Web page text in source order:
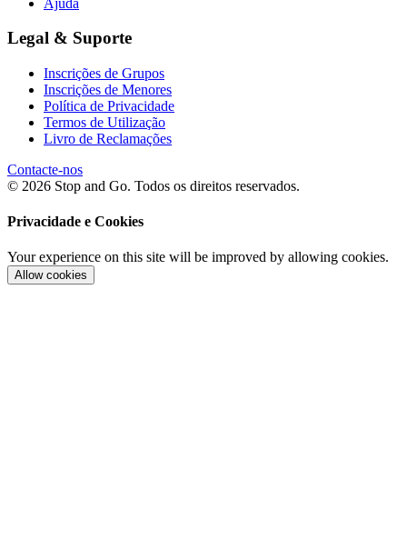
Legal & Suporte
Inscrições de Grupos
Inscrições de Menores
Política de Privacidade
Termos de Utilização
Livro de Reclamações
Contacte-nos
© 2026 Stop and Go. Todos os direitos reservados.
Privacidade e Cookies
Your experience on this site will be improved by allowing cookies.
Allow cookies